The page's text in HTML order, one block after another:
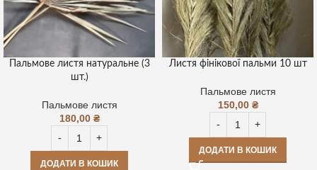
Пальмове листя натуральне (3
шт.)
Пальмове листя
180,00 ₴
ДОДАТИ В КОШИК
Листя фінікової пальми 10 шт
Пальмове листя
150,00 ₴
ДОДАТИ В КОШИК